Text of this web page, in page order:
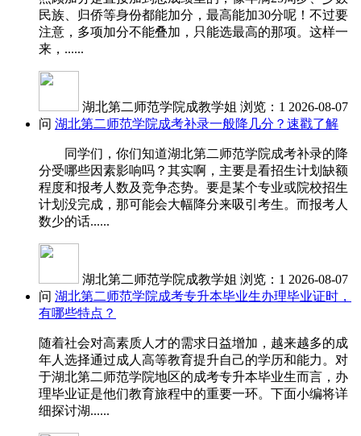
民族、归侨等身份都能加分，最高能加30分呢！不过要
注意，多项加分不能叠加，只能选最高的那项。这样一
来，......
湖北第二师范学院成教学姐 浏览：1 2026-08-07
问 湖北第二师范学院成考补录一般降几分？速戳了解
同学们，你们知道湖北第二师范学院成考补录的降
分受哪些因素影响吗？其实啊，主要是看招生计划缺额
程度和报考人数及竞争态势。要是某个专业或院校招生
计划没完成，那可能会大幅降分来吸引考生。而报考人
数少的话......
湖北第二师范学院成教学姐 浏览：1 2026-08-07
问 湖北第二师范学院成考专升本毕业生办理毕业证时，
有哪些特点？
随着社会对高素质人才的需求日益增加，越来越多的成
年人选择通过成人高等教育提升自己的学历和能力。对
于湖北第二师范学院地区的成考专升本毕业生而言，办
理毕业证是他们教育旅程中的重要一环。下面小编将详
细探讨湖......